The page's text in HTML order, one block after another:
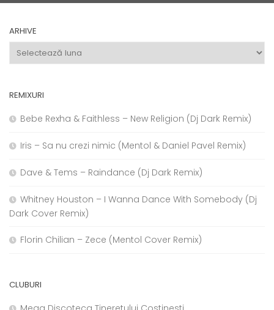
ARHIVE
Arhive
REMIXURI
Bebe Rexha & Faithless – New Religion (Dj Dark Remix)
Iris – Sa nu crezi nimic (Mentol & Daniel Pavel Remix)
Dave & Tems – Raindance (Dj Dark Remix)
Whitney Houston – I Wanna Dance With Somebody (Dj
Dark Cover Remix)
Florin Chilian – Zece (Mentol Cover Remix)
CLUBURI